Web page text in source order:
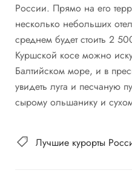
России. Прямо на его
несколько небольших
среднем будет стоить 2
Куршской косе можно
Балтийском море, и в
увидеть луга и песчаную
сырому ольшанику и
Лучшие курорты